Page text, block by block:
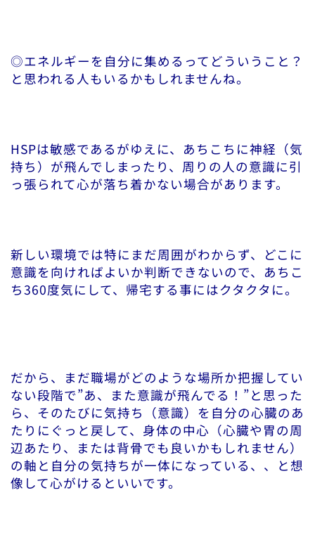
◎エネルギーを自分に集めるってどういうこと？
と思われる人もいるかもしれませんね。
HSPは敏感であるがゆえに、あちこちに神経（気
持ち）が飛んでしまったり、周りの人の意識に引
っ張られて心が落ち着かない場合があります。
新しい環境では特にまだ周囲がわからず、どこに
意識を向ければよいか判断できないので、あちこ
ち360度気にして、帰宅する事にはクタクタに。
だから、まだ職場がどのような場所か把握してい
ない段階で”あ、また意識が飛んでる！”と思った
ら、そのたびに気持ち（意識）を自分の心臓のあ
たりにぐっと戻して、身体の中心（心臓や胃の周
辺あたり、または背骨でも良いかもしれません）
の軸と自分の気持ちが一体になっている、、と想
像して心がけるといいです。